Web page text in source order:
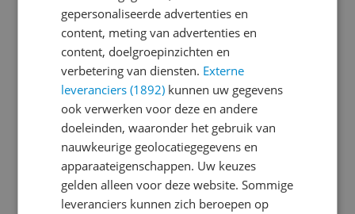
wat voor terug. Zeker een aanrader!
Pluspunten
Uitstraling
Dikte glazen
Licht
Minpunten
Prijs
Ja, ik beveel dit product aan
0 reactiesReageer
gepersonaliseerde advertenties en
content, meting van advertenties en
content, doelgroepinzichten en
verbetering van diensten. Externe
leveranciers (1892) kunnen uw gegevens
ook verwerken voor deze en andere
doeleinden, waaronder het gebruik van
nauwkeurige geolocatiegegevens en
apparaateigenschappen. Uw keuzes
gelden alleen voor deze website. Sommige
leveranciers kunnen zich beroepen op